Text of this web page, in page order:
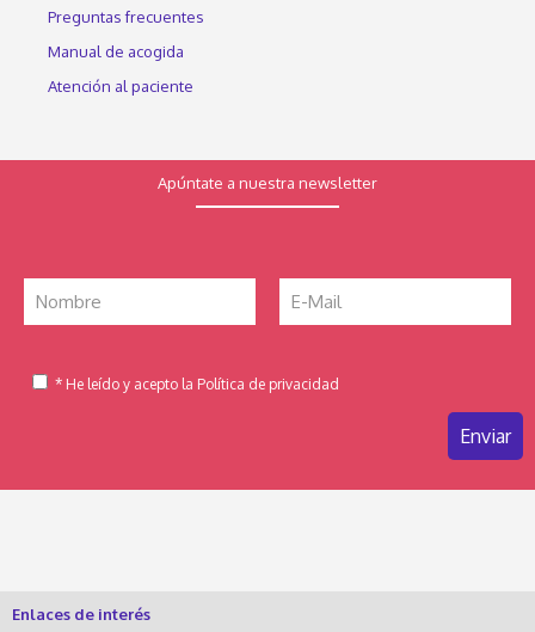
Preguntas frecuentes
Manual de acogida
Atención al paciente
Apúntate a nuestra newsletter
* He leído y acepto la Política de privacidad
Enlaces de interés